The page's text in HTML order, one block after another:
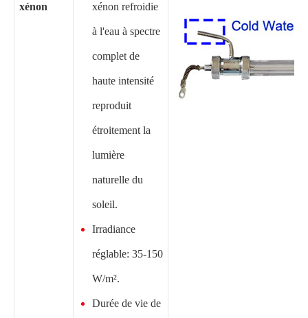
xénon xénon refroidie
à l'eau à spectre
complet de
haute intensité
reproduit
étroitement la
lumière
naturelle du
soleil.
Irradiance
réglable: 35-150
W/m².
Durée de vie de